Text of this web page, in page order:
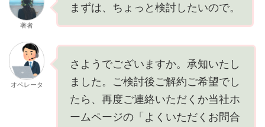
著者
まずは、ちょっと検討したいので。
オペレータ
さようでございますか。承知いたし
ました。ご検討後ご解約ご希望でし
たら、再度ご連絡いただくか当社ホ
ームページの「よくいただくお問合